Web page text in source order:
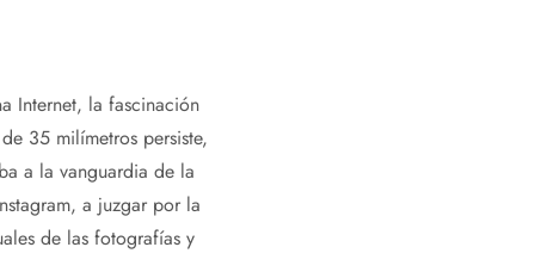
Internet, la fascinación
35 milímetros persiste,
a la vanguardia de la
a juzgar por la
de las fotografías y